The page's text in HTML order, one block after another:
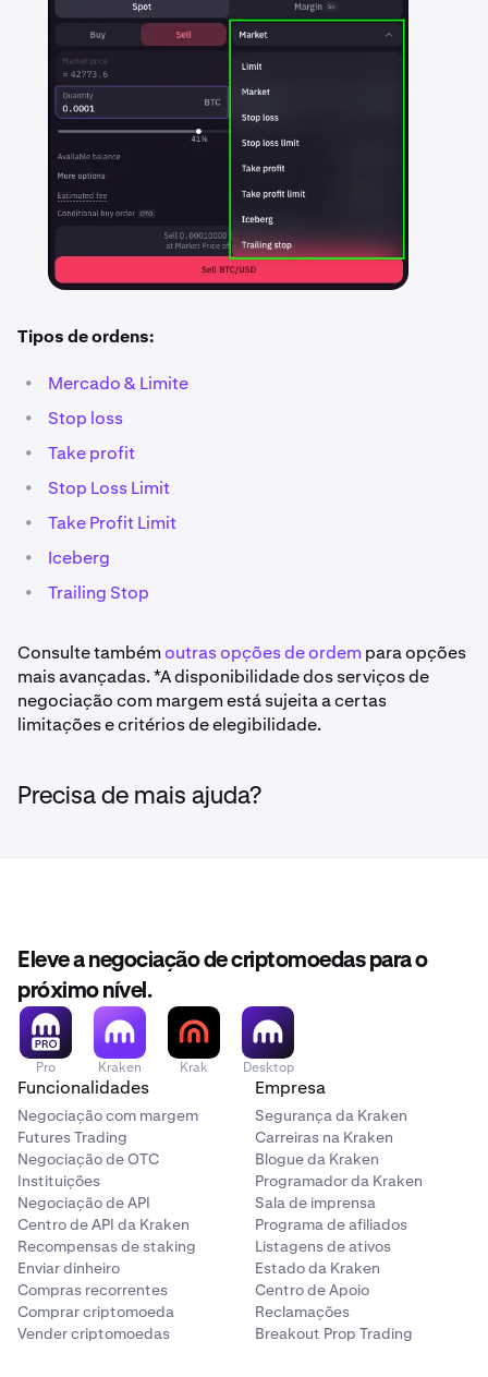
Tipos de ordens:
• Mercado & Limite
• Stop loss
• Take profit
• Stop Loss Limit
• Take Profit Limit
• Iceberg
• Trailing Stop
Consulte tambémoutras opções de ordem para opções
mais avançadas. *A disponibilidade dos serviços de
negociação com margem está sujeita a certas
limitações e critérios de elegibilidade.
Precisa de mais ajuda?
Eleve a negociação de criptomoedas para o
próximo nível.
Pro Kraken Krak Desktop
Funcionalidades
Negociação com margem
Futures Trading
Negociação de OTC
Instituições
Negociação de API
Centro de API da Kraken
Recompensas de staking
Enviar dinheiro
Compras recorrentes
Comprar criptomoeda
Vender criptomoedas
Empresa
Segurança da Kraken
Carreiras na Kraken
Blogue da Kraken
Programador da Kraken
Sala de imprensa
Programa de afiliados
Listagens de ativos
Estado da Kraken
Centro de Apoio
Reclamações
Breakout Prop Trading